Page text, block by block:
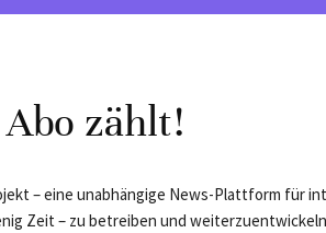
Abo zählt!
– eine unabhängige News-Plattform für
Zeit – zu betreiben und